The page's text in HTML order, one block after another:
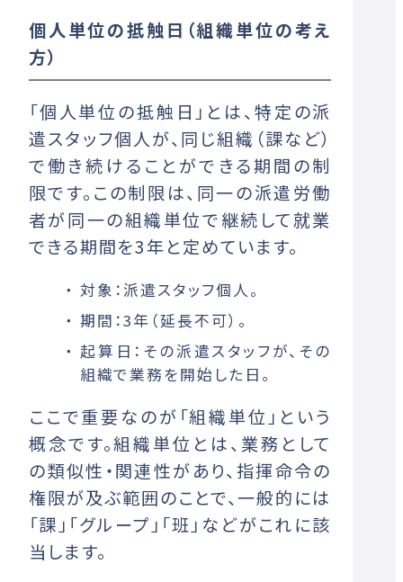
個人単位の抵触日（組織単位の考え
方）
「個人単位の抵触日」とは、特定の派
遣スタッフ個人が、同じ組織（課など）
で働き続けることができる期間の制
限です。この制限は、同一の派遣労働
者が同一の組織単位で継続して就業
できる期間を3年と定めています。
対象：派遣スタッフ個人。
期間：3年（延長不可）。
起算日：その派遣スタッフが、その
組織で業務を開始した日。
ここで重要なのが「組織単位」という
概念です。組織単位とは、業務として
の類似性・関連性があり、指揮命令の
権限が及ぶ範囲のことで、一般的には
「課」「グループ」「班」などがこれに該
当します。